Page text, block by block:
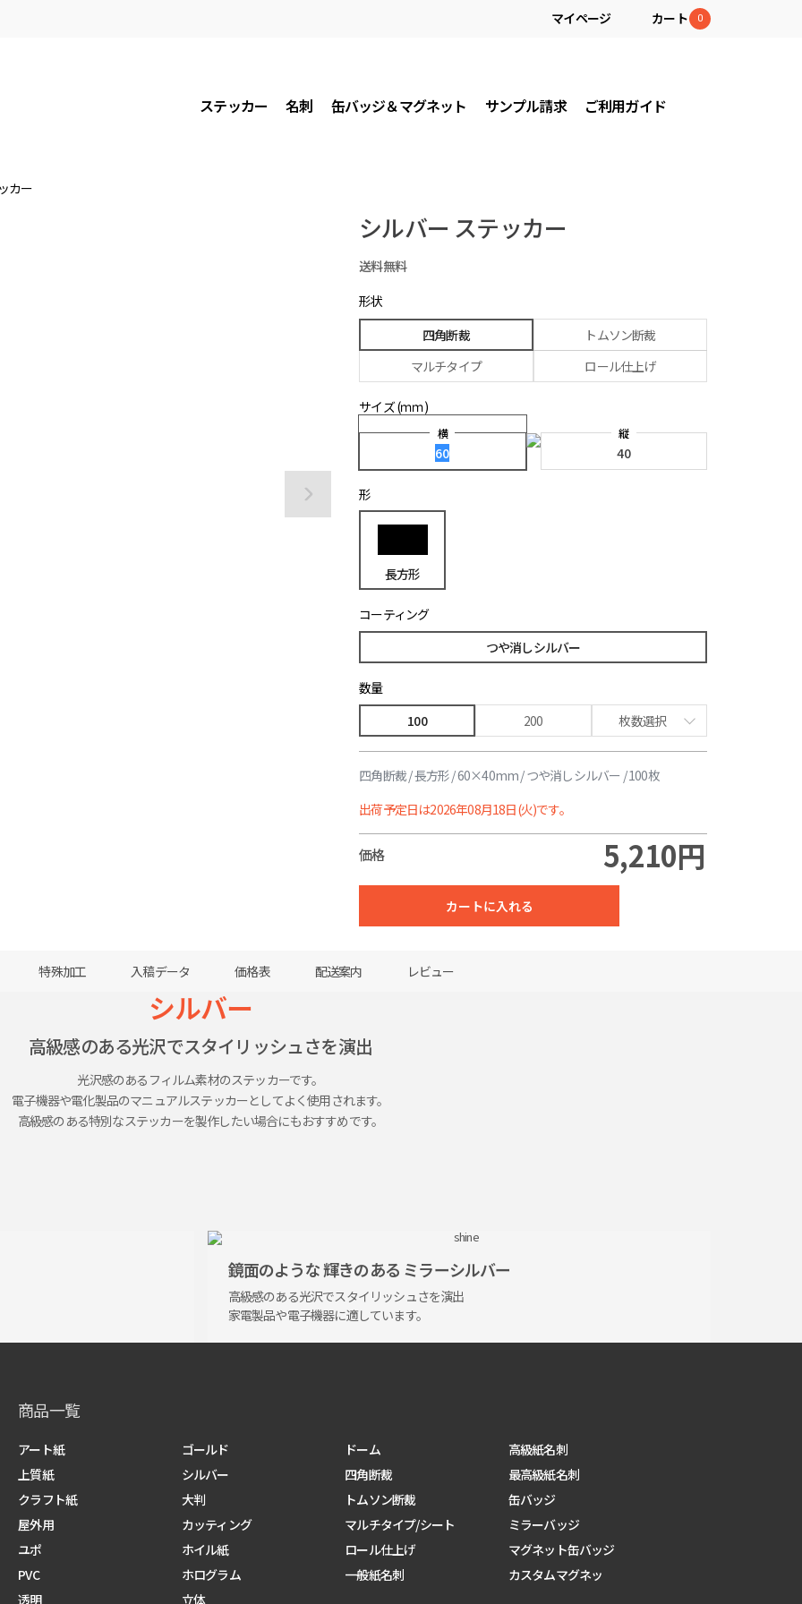
マイページ カート 0
ステッカー 名刺 缶バッジ＆マグネット サンプル請求 ご利用ガイド
カー
シルバー ステッカー
送料無料
形状
四角断裁
トムソン断裁
マルチタイプ
ロール仕上げ
サイズ (ｍｍ)
横 縦
形
長方形
コーティング
つや消しシルバー
数量
100
200 枚数選択
6,380円 76%割引
8,440円 84%割引
四角断裁 / 長方形 / 60×40mm / つや消しシルバー / 100枚
出荷予定日は2026年08月18日(火)です。
価格 5,210円
カートに入れる
特殊加工 入稿データ 価格表 配送案内 レビュー
01
シルバー
高級感のある光沢でスタイリッシュさを演出
光沢感のある フィルム素材のステッカーです。
電子機器や電化製品のマニュアルステッカー としてよく使用されます。
高級感のある特別なステッカーを製作したい場合にもおすすめです。
鏡面のような輝きのある ミラーシルバー
高級感のある光沢でスタイリッシュさを演出
家電製品や電子機器に適しています。
商品一覧
アート紙
上質紙
クラフト紙
屋外用
ユポ
PVC
透明
ゴールド
シルバー
大判
カッティング
ホイル紙
ホログラム
立体
ドーム
四角断裁
トムソン断裁
マルチタイプ/シート
ロール仕上げ
一般紙名刺
高級紙名刺
最高級紙名刺
缶バッジ
ミラーバッジ
マグネット缶バッジ
カスタムマグネッ